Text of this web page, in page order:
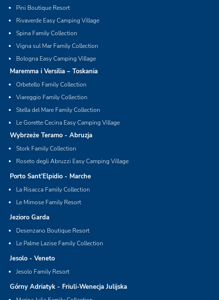
Pini Boutique Resort
Rivaverde Easy Camping Village
Spina Family Collection
Vigna sul Mar Family Collection
Bologna Easy Camping Village
Maremma i Versilia – Toskania
Orbetello Family Collection
Viareggio Family Collection
Stella del Mare Family Collection
Le Gorette Cecina Easy Camping Village
Wybrzeże Teramo - Abruzja
Stork Family Collection
Roseto degli Abruzzi Easy Camping Village
Porto Sant'Elpidio - Marche
La Risacca Family Collection
Le Mimose Family Resort
Jezioro Garda
Desenzano Boutique Resort
Le Palme Lazise Family Collection
Jesolo - Veneto
Jesolo Family Resort
Górny Adriatyk - Friuli-Wenecja Julijska